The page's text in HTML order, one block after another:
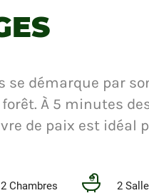
se démarque par
À 5 minutes
de paix est idéal
2 Chambres 2